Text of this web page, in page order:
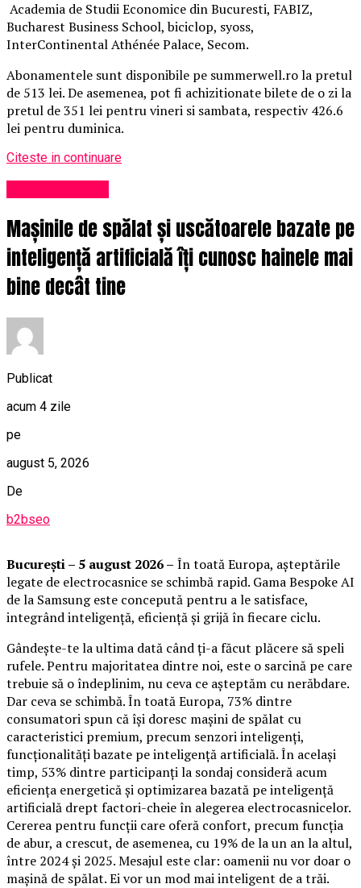
Academia de Studii Economice din Bucuresti, FABIZ,
Bucharest Business School, biciclop, syoss,
InterContinental Athénée Palace, Secom.
Abonamentele sunt disponibile pe summerwell.ro la pretul
de 513 lei. De asemenea, pot fi achizitionate bilete de o zi la
pretul de 351 lei pentru vineri si sambata, respectiv 426.6
lei pentru duminica.
Citeste in continuare
Mașinile de spălat și uscătoarele bazate pe
inteligență artificială îți cunosc hainele mai
bine decât tine
Publicat
acum 4 zile
pe
august 5, 2026
De
b2bseo
București – 5 august 2026 – În toată Europa, așteptările
legate de electrocasnice se schimbă rapid. Gama Bespoke AI
de la Samsung este concepută pentru a le satisface,
integrând inteligență, eficiență și grijă în fiecare ciclu.
Gândește-te la ultima dată când ți-a făcut plăcere să speli
rufele. Pentru majoritatea dintre noi, este o sarcină pe care
trebuie să o îndeplinim, nu ceva ce așteptăm cu nerăbdare.
Dar ceva se schimbă. În toată Europa, 73% dintre
consumatori spun că își doresc mașini de spălat cu
caracteristici premium, precum senzori inteligenți,
funcționalități bazate pe inteligență artificială. În același
timp, 53% dintre participanți la sondaj consideră acum
eficiența energetică și optimizarea bazată pe inteligență
artificială drept factori-cheie în alegerea electrocasnicelor.
Cererea pentru funcții care oferă confort, precum funcția
de abur, a crescut, de asemenea, cu 19% de la un an la altul,
între 2024 și 2025. Mesajul este clar: oamenii nu vor doar o
mașină de spălat. Ei vor un mod mai inteligent de a trăi.